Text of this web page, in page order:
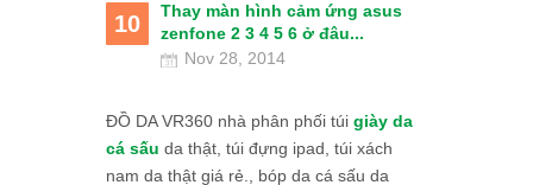
10
Thay màn hình cảm ứng asus
zenfone 2 3 4 5 6 ở đâu...
Nov 28, 2014
ĐỒ DA VR360 nhà phân phối túi giày da
cá sấu da thật, túi đựng ipad, túi xách
nam da thật giá rẻ., bóp da cá sấu da